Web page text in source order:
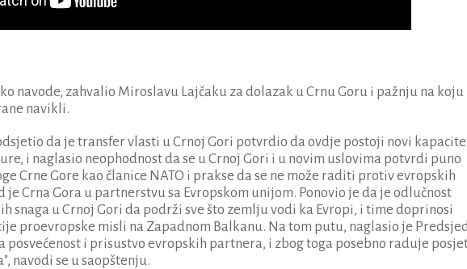
navode, zahvalio Miroslavu Lajčaku za dolazak u Crnu Goru i pažnju na koju
navikli.
da je transfer vlasti u Crnoj Gori potvrdio da ovdje postoji novi
i naglasio neophodnost da se u Crnoj Gori i u novim uslovima potvrdi puno
Crne Gore kao članice NATO i prakse da se ne može raditi protiv evropskih
je Crna Gora u partnerstvu sa Evropskom unijom. Ponovio je da je odlučnost
snaga u Crnoj Gori da podrži sve što zemlju vodi ka Evropi, i time doprinosi
proevropske misli na Zapadnom Balkanu. Na tom putu, naglasio je
posvećenost i prisustvo evropskih partnera, i zbog toga posebno raduje
navodi se u saopštenju.